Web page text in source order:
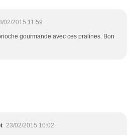
02/2015 11:59
gourmande avec ces pralines. Bon
23/02/2015 10:02